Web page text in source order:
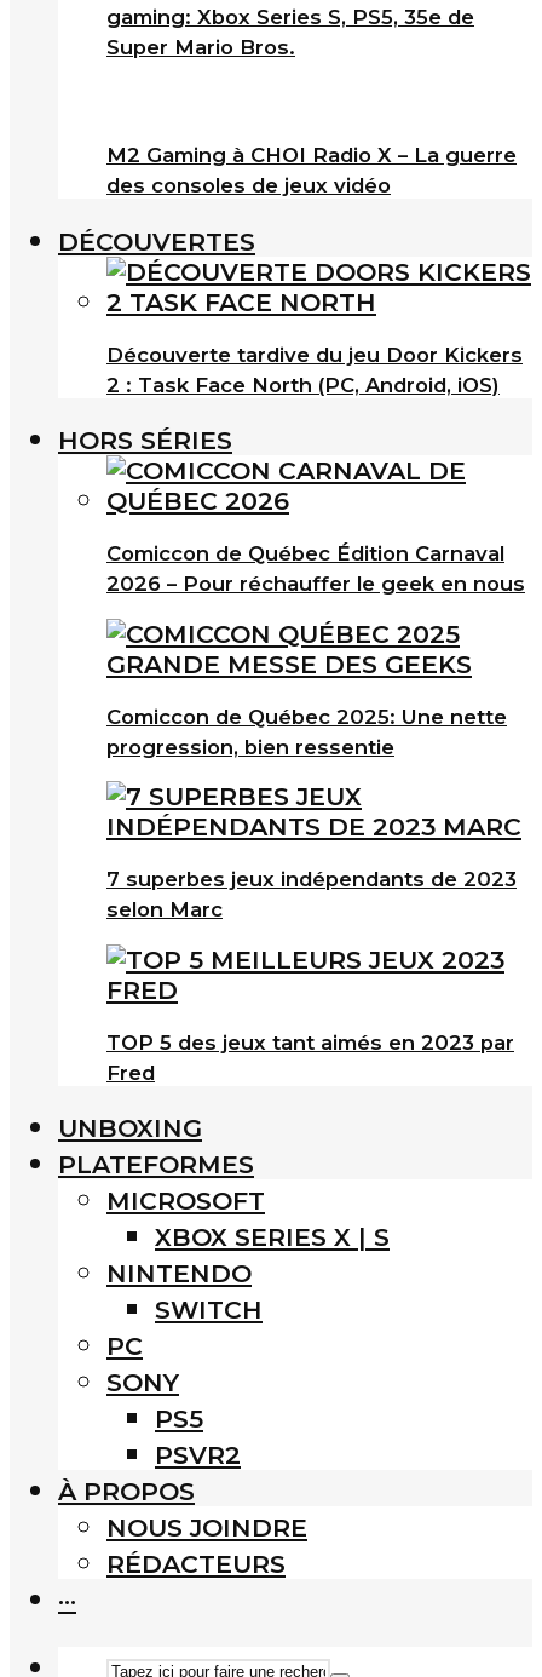
gaming: Xbox Series S, PS5, 35e de
Super Mario Bros.
M2 Gaming à CHOI Radio X – La guerre
des consoles de jeux vidéo
DÉCOUVERTES
Découverte tardive du jeu Door Kickers
2 : Task Face North (PC, Android, iOS)
HORS SÉRIES
Comiccon de Québec Édition Carnaval
2026 – Pour réchauffer le geek en nous
Comiccon de Québec 2025: Une nette
progression, bien ressentie
7 superbes jeux indépendants de 2023
selon Marc
TOP 5 des jeux tant aimés en 2023 par
Fred
UNBOXING
PLATEFORMES
MICROSOFT
XBOX SERIES X | S
NINTENDO
SWITCH
PC
SONY
PS5
PSVR2
À PROPOS
NOUS JOINDRE
RÉDACTEURS
···